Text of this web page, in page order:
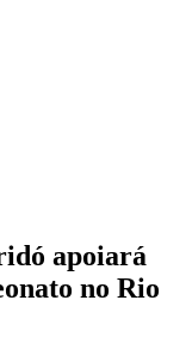
apoiará
no Rio